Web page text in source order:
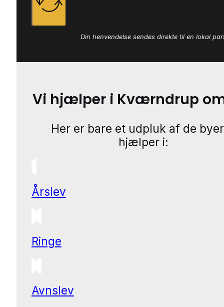
Din henvendelse sendes direkte til en lokal
Vi hjælper i Kværndrup
Her er bare et udpluk af de
hjælper i:
Årslev
Ringe
Avnslev